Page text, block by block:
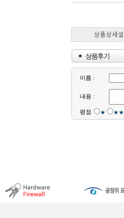
이름 :
내용 :
평점 ★ ★★